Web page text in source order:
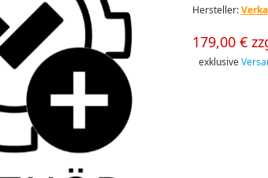
Hersteller:
179,00 €
exklusive